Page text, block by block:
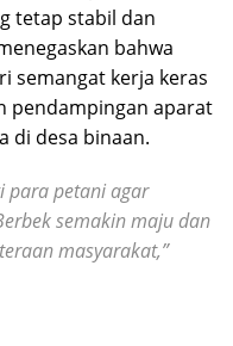
tetap stabil dan
bahwa
semangat kerja keras
pendampingan aparat
di desa binaan.
para petani agar
semakin maju dan
masyarakat,”